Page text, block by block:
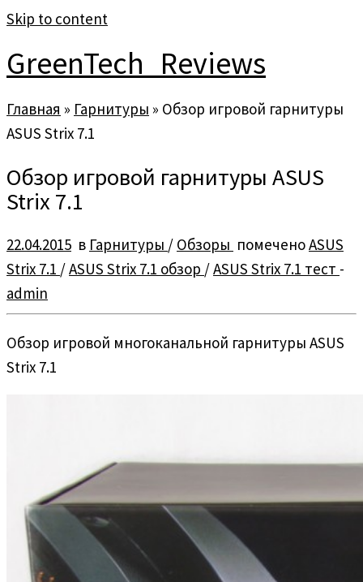
Skip to content
GreenTech_Reviews
Главная » Гарнитуры » Обзор игровой гарнитуры
ASUS Strix 7.1
Обзор игровой гарнитуры ASUS
Strix 7.1
22.04.2015 в Гарнитуры / Обзоры помеченоASUS
Strix 7.1 /ASUS Strix 7.1 обзор /ASUS Strix 7.1 тест -
admin
Обзор игровой многоканальной гарнитуры ASUS
Strix 7.1